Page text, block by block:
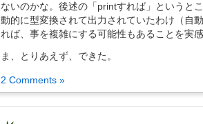
ないのかな。後述の「printすれば」というと
動的に型変換されて出力されていたわけ（自
れば、事を複雑にする可能性もあることを実
ま、とりあえず、できた。
2 Comments »